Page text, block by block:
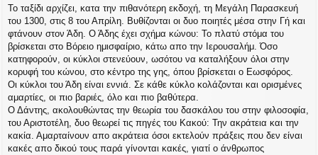
Το ταξίδι αρχίζει, κατα την πιθανότερη εκδοχή, τη Μεγάλη Παρασκευή
του 1300, στις 8 του Απρίλη. Βυθίζονται οι δυο ποιητές μέσα στην Γή και
φτάνουν στον Άδη. Ο Άδης έχει σχήμα κώνου: Το πλατύ στόμα του
βρίσκεται στο Βόρειο ημισφαίριο, κάτω απο την Ιερουσαλήμ. Όσο
κατηφορούν, οι κύκλοι στενεύουν, ωσότου να καταλήξουν όλοι στην
κορυφή του κώνου, στο κέντρο της γης, όπου βρίσκεται ο Εωσφόρος.
Οι κύκλοι του Άδη είναι εννιά. Σε κάθε κύκλο κολάζονται και ορισμένες
αμαρτίες, οι πιο βαριές, όλο και πιο βαθύτερα.
Ο Δάντης, ακολουθώντας την θεωρία του δασκάλου του στην φιλοσοφία,
του Αριστοτέλη, δυο θεωρεί τις πηγές του Κακού: Την ακράτεια και την
κακία. Αμαρταίνουν απο ακράτεια όσοι εκτελούν πράξεις που δεν είναι
κακές απο δικού τους παρά γίνονται κακές, γιατί ο άνθρωπος